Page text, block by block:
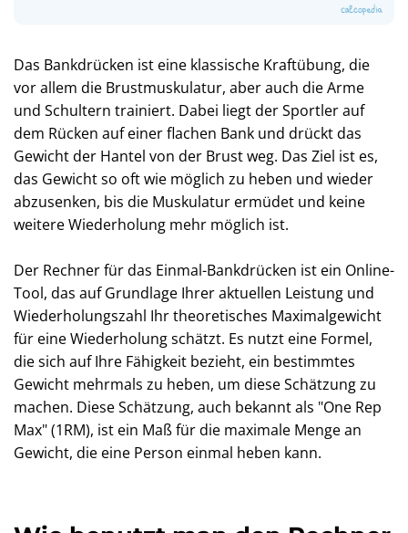
Das Bankdrücken ist eine klassische Kraftübung, die
vor allem die Brustmuskulatur, aber auch die Arme
und Schultern trainiert. Dabei liegt der Sportler auf
dem Rücken auf einer flachen Bank und drückt das
Gewicht der Hantel von der Brust weg. Das Ziel ist es,
das Gewicht so oft wie möglich zu heben und wieder
abzusenken, bis die Muskulatur ermüdet und keine
weitere Wiederholung mehr möglich ist.
Der Rechner für das Einmal-Bankdrücken ist ein Online-
Tool, das auf Grundlage Ihrer aktuellen Leistung und
Wiederholungszahl Ihr theoretisches Maximalgewicht
für eine Wiederholung schätzt. Es nutzt eine Formel,
die sich auf Ihre Fähigkeit bezieht, ein bestimmtes
Gewicht mehrmals zu heben, um diese Schätzung zu
machen. Diese Schätzung, auch bekannt als "One Rep
Max" (1RM), ist ein Maß für die maximale Menge an
Gewicht, die eine Person einmal heben kann.